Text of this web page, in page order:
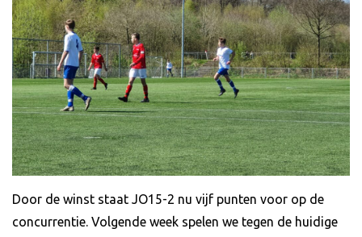
Door de winst staat JO15-2 nu vijf punten voor op de
concurrentie. Volgende week spelen we tegen de huidige